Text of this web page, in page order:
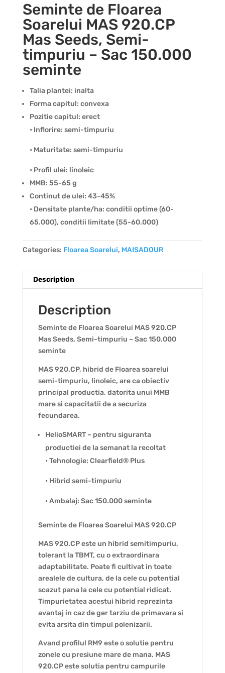
Seminte de Floarea
Soarelui MAS 920.CP
Mas Seeds, Semi-
timpuriu – Sac 150.000
seminte
Talia plantei: inalta
Forma capitul: convexa
Pozitie capitul: erect
• Inflorire: semi-timpuriu
• Maturitate: semi-timpuriu
• Profil ulei: linoleic
MMB: 55-65 g
Continut de ulei: 43-45%
• Densitate plante/ha: conditii optime (60-
65.000), conditii limitate (55-60.000)
Categories: Floarea Soarelui, MAISADOUR
Description
Description
Seminte de Floarea Soarelui MAS 920.CP
Mas Seeds, Semi-timpuriu – Sac 150.000
seminte
MAS 920.CP, hibrid de Floarea soarelui
semi-timpuriu, linoleic, are ca obiectiv
principal productia, datorita unui MMB
mare si capacitatii de a securiza
fecundarea.
HelioSMART – pentru siguranta
productiei de la semanat la recoltat
• Tehnologie: Clearfield® Plus
• Hibrid semi-timpuriu
• Ambalaj: Sac 150.000 seminte
Seminte de Floarea Soarelui MAS 920.CP
MAS 920.CP este un hibrid semitimpuriu,
tolerant la TBMT, cu o extraordinara
adaptabilitate. Poate fi cultivat in toate
arealele de cultura, de la cele cu potential
scazut pana la cele cu potential ridicat.
Timpurietatea acestui hibrid reprezinta
avantaj in caz de ger tarziu de primavara si
evita arsita din timpul polenizarii.
Avand profilul RM9 este o solutie pentru
zonele cu presiune mare de mana. MAS
920.CP este solutia pentru campurile